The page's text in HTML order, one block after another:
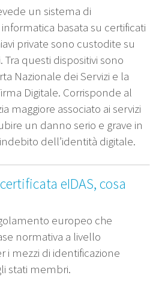
un sistema di
basata su certificati
private sono custodite su
Tra questi dispositivi sono
Nazionale dei Servizi e la
Digitale. Corrisponde al
maggiore associato ai servizi
un danno serio e grave in
dell’identità digitale.
eIDAS, cosa
europeo che
normativa a livello
i mezzi di identificazione
stati membri.